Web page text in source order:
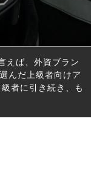
えば、外資ブラン
んだ上級者向けア
者に引き続き、も